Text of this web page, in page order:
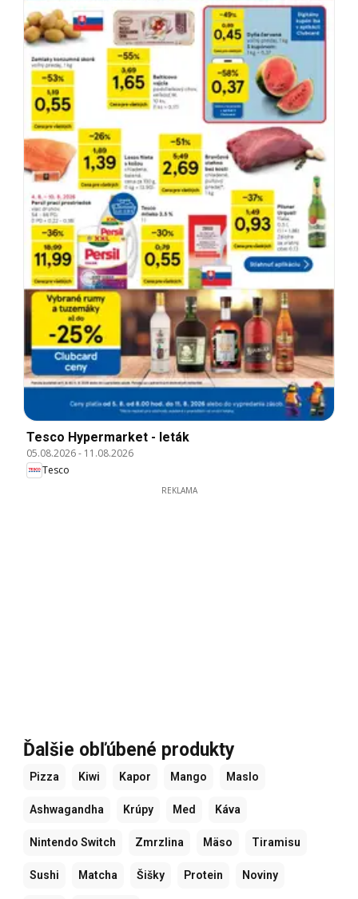
Tesco Hypermarket - leták
05.08.2026- 11.08.2026
Tesco
REKLAMA
Ďalšie obľúbené produkty
Pizza Kiwi Kapor Mango Maslo
Ashwagandha Krúpy Med Káva
Nintendo Switch Zmrzlina Mäso Tiramisu
Sushi Matcha Šišky Protein Noviny